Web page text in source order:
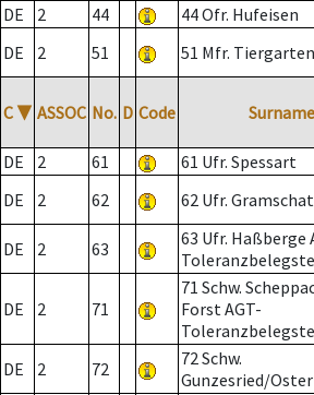
DE
2 44 44 Ofr. Hufeisen
DE
2 51 51 Mfr. Tiergarten
C ▼ ASSOC No. D Code Surname
DE 2 61 61 Ufr. Spessart
DE
2 62 62 Ufr.
DE 2 63
63 Ufr. Haßberge
DE 2 71
71 Schw.
Forst AGT-
DE 2 72
72 Schw.
Gunzesried/